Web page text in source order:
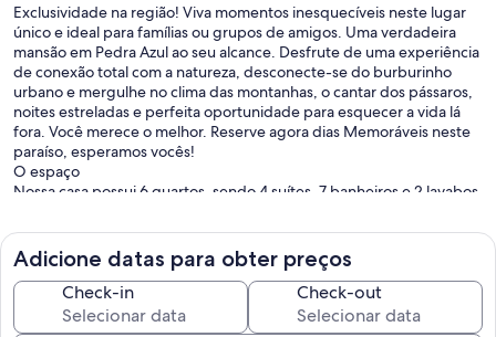
Exclusividade na região! Viva momentos inesquecíveis neste lugar
único e ideal para famílias ou grupos de amigos. Uma verdadeira
mansão em Pedra Azul ao seu alcance. Desfrute de uma experiência
de conexão total com a natureza, desconecte-se do burburinho
urbano e mergulhe no clima das montanhas, o cantar dos pássaros,
noites estreladas e perfeita oportunidade para esquecer a vida lá
fora. Você merece o melhor. Reserve agora dias Memoráveis neste
paraíso, esperamos vocês!
O espaço
Nossa casa possui 6 quartos, sendo 4 suítes, 7 banheiros e 2 lavabos,
Temos acessibilidade para carro em área privativa. Área gourmet
completa e equipada com churrasqueira, fogão, geladeira, Wi-Fi, tv
a cabo, área de serviço com lavadora e secadora de roupas, além de
uma piscina aquecida, fireplace e academia totalmente equipada.
Temos uma área externa incrível com minigolfe, futmesa, balanços,
caixa de areia, brinquedoteca com sofá cama e banheiro amplo,
Adicione datas para obter preços
Check-in Check-out